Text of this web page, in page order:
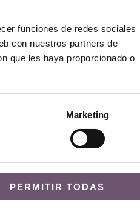
funciones de redes sociales
con nuestros partners de
que les haya proporcionado o
Marketing
PERMITIR TODAS
Mod. MC18
LEGGI TUTTO